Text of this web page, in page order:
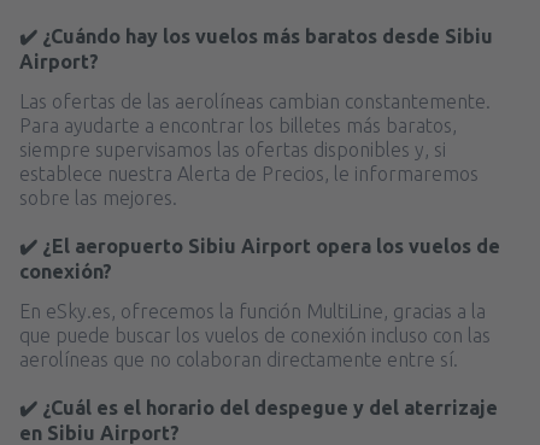
✔️ ¿Cuándo hay los vuelos más baratos desde Sibiu
Airport?
Las ofertas de las aerolíneas cambian constantemente.
Para ayudarte a encontrar los billetes más baratos,
siempre supervisamos las ofertas disponibles y, si
establece nuestra Alerta de Precios, le informaremos
sobre las mejores.
✔️ ¿El aeropuerto Sibiu Airport opera los vuelos de
conexión?
En eSky.es, ofrecemos la función MultiLine, gracias a la
que puede buscar los vuelos de conexión incluso con las
aerolíneas que no colaboran directamente entre sí.
✔️ ¿Cuál es el horario del despegue y del aterrizaje
en Sibiu Airport?